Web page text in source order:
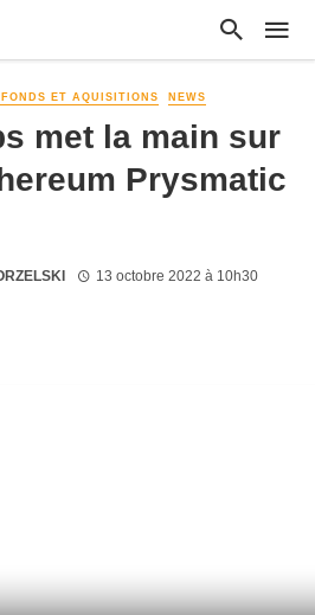
ET AQUISITIONS NEWS
met la main sur
Prysmatic
13 octobre 2022 à 10h30